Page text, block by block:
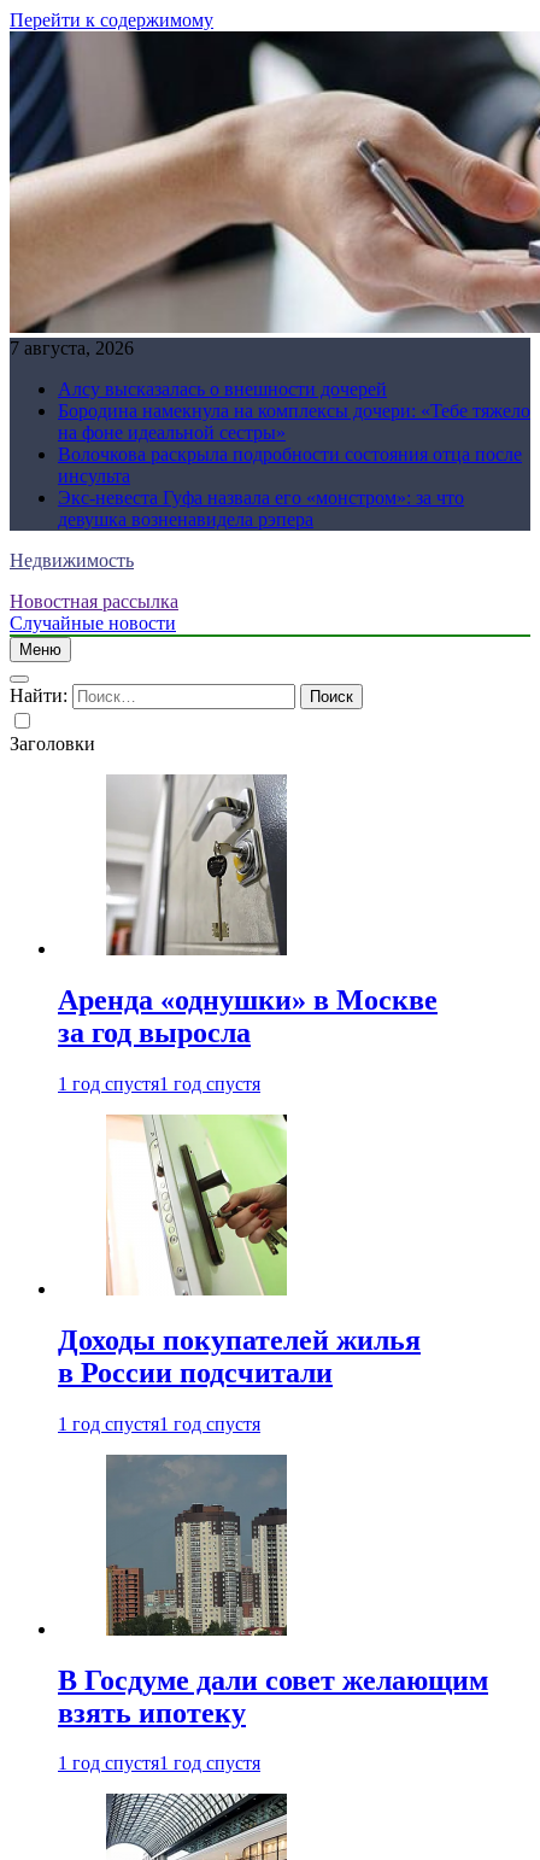
Перейти к содержимому
7 августа, 2026
Алсу высказалась о внешности дочерей
Бородина намекнула на комплексы дочери: «Тебе тяжело
на фоне идеальной сестры»
Волочкова раскрыла подробности состояния отца после
инсульта
Экс-невеста Гуфа назвала его «монстром»: за что
девушка возненавидела рэпера
Недвижимость
Новостная рассылка
Случайные новости
Меню
Найти:
Заголовки
Аренда «однушки» в Москве
за год выросла
1 год спустя1 год спустя
Доходы покупателей жилья
в России подсчитали
1 год спустя1 год спустя
В Госдуме дали совет желающим
взять ипотеку
1 год спустя1 год спустя